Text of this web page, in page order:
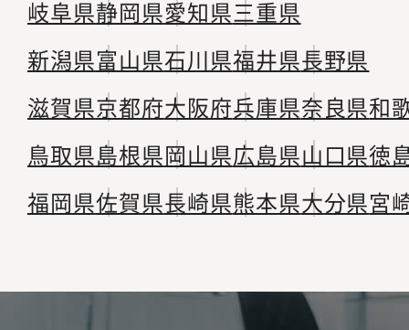
岐阜県静岡県愛知県三重県
新潟県富山県石川県福井県長野県
滋賀県京都府大阪府兵庫県奈良県和
鳥取県島根県岡山県広島県山口県徳
福岡県佐賀県長崎県熊本県大分県宮